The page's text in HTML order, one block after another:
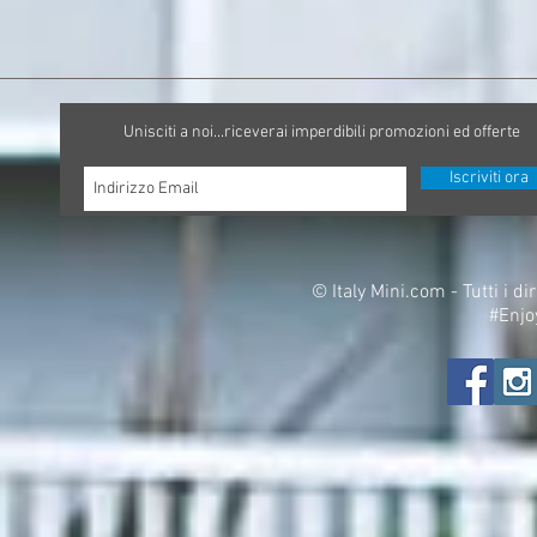
Unisciti a noi...riceverai imperdibili promozioni ed offerte
Iscriviti ora
© Italy Mini.com - Tutti i